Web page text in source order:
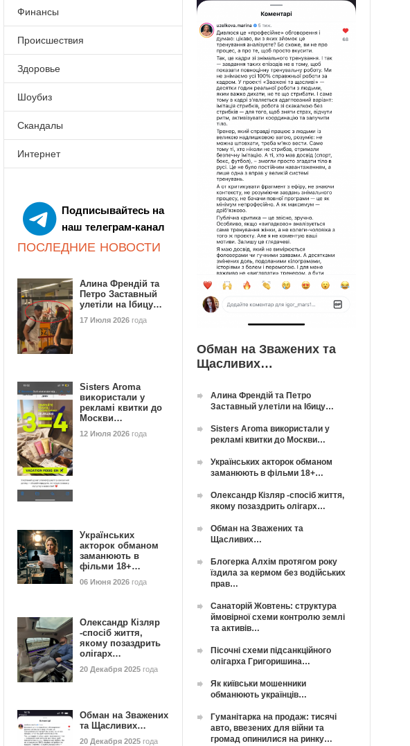
Финансы
Происшествия
Здоровье
Шоубиз
Скандалы
Интернет
Подписывайтесь на
наш телеграм-канал
ПОСЛЕДНИЕ НОВОСТИ
Алина Френдій та
Петро Заставный
улетіли на Ібицу…
17 Июля 2026 года
Sisters Aroma
використали у
рекламі квитки до
Москви…
12 Июля 2026 года
Українських
акторок обманом
заманюють в
фільми 18+…
06 Июня 2026 года
Олександр Кізляр
-спосіб життя,
якому позаздрить
олігарх…
20 Декабря 2025 года
Обман на Зважених
та Щасливих…
20 Декабря 2025 года
Обман на Зважених та
Щасливих…
Алина Френдій та Петро
Заставный улетіли на Ібицу…
Sisters Aroma використали у
рекламі квитки до Москви…
Українських акторок обманом
заманюють в фільми 18+…
Олександр Кізляр -спосіб життя,
якому позаздрить олігарх…
Обман на Зважених та
Щасливих…
Блогерка Алхім протягом року
їздила за кермом без водійських
прав…
Санаторій Жовтень: структура
ймовірної схеми контролю землі
та активів…
Пісочні схеми підсанкційного
олігарха Григоришина…
Як київськи мошенники
обманюють українців…
Гуманітарка на продаж: тисячі
авто, ввезених для війни та
громад опинилися на ринку…